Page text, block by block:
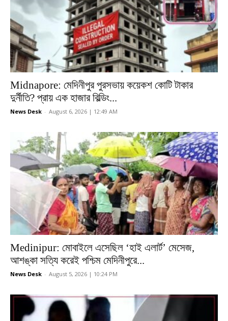
Midnapore: মেদিনীপুর পুরসভায় কয়েকশ কোটি টাকার
দুর্নীতি? প্রায় এক হাজার বিল্ডিং...
News Desk - August 6, 2026 | 12:49 AM
Medinipur: মোবাইলে এসেছিল ‘হাই এলার্ট’ মেসেজ,
আশঙ্কা সত্যি করেই পশ্চিম মেদিনীপুরে...
News Desk - August 5, 2026 | 10:24 PM